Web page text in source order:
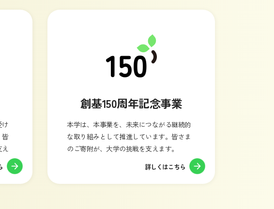
け
皆
え
創基150周年記念事業
本学は、本事業を、未来につながる継続的
な取り組みとして推進しています。皆さま
のご寄附が、大学の挑戦を支えます。
詳しくはこちら